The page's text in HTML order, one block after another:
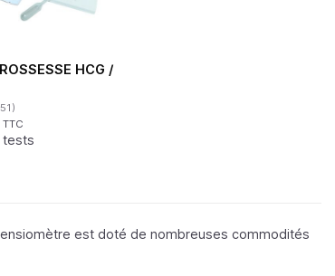
HCG /
TTC
tests
est doté de nombreuses commodités